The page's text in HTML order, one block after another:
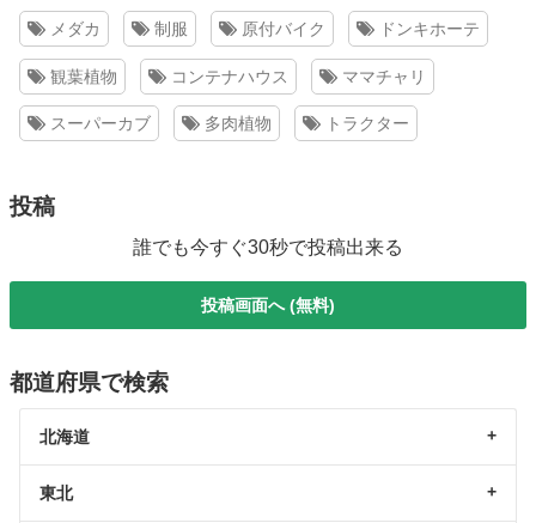
メダカ 制服 原付バイク ドンキホーテ
観葉植物 コンテナハウス ママチャリ
スーパーカブ 多肉植物 トラクター
投稿
誰でも今すぐ30秒で投稿出来る
投稿画面へ (無料)
都道府県で検索
北海道
東北